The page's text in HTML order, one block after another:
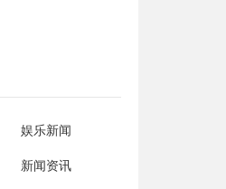
娱乐新闻
新闻资讯